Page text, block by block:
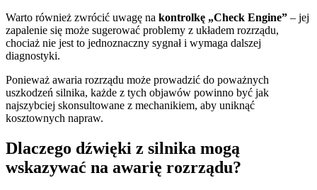
Warto również zwrócić uwagę na kontrolkę „Check Engine” – jej
zapalenie się może sugerować problemy z układem rozrządu,
chociaż nie jest to jednoznaczny sygnał i wymaga dalszej
diagnostyki.
Ponieważ awaria rozrządu może prowadzić do poważnych
uszkodzeń silnika, każde z tych objawów powinno być jak
najszybciej skonsultowane z mechanikiem, aby uniknąć
kosztownych napraw.
Dlaczego dźwięki z silnika mogą
wskazywać na awarię rozrządu?